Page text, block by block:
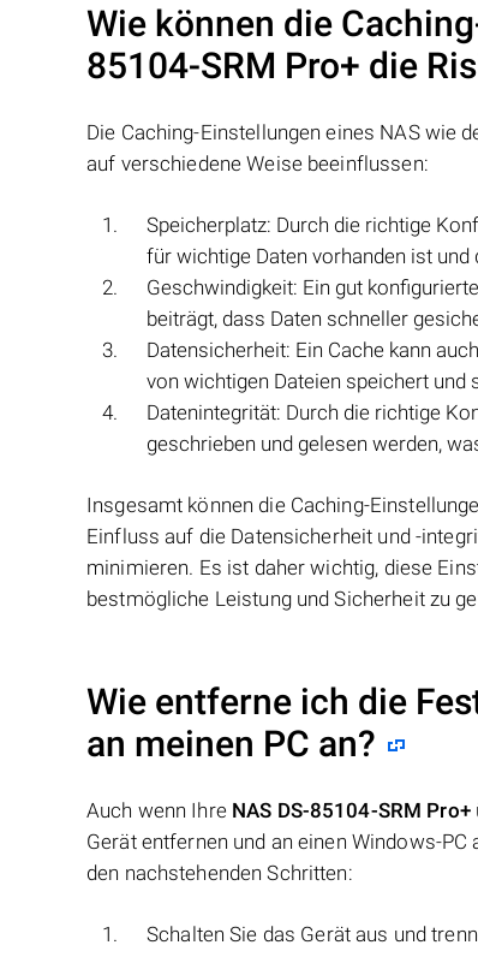
Wie können die
85104-SRM Pro+ die
Die Caching-Einstellungen eines NAS wie
auf verschiedene Weise beeinflussen:
Speicherplatz: Durch die richtige
für wichtige Daten vorhanden ist
Geschwindigkeit: Ein gut
beiträgt, dass Daten schneller
Datensicherheit: Ein Cache kann
von wichtigen Dateien speichert
Datenintegrität: Durch die richtige
geschrieben und gelesen werden,
Insgesamt können die Caching-
Einfluss auf die Datensicherheit und -
minimieren. Es ist daher wichtig, diese
bestmögliche Leistung und Sicherheit zu
Wie entferne ich die
an meinen PC an?
Auch wenn Ihre NAS DS-85104-SRM Pro+
Gerät entfernen und an einen Windows-
den nachstehenden Schritten:
Schalten Sie das Gerät aus und